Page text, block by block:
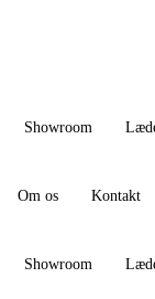
Showroom
Om os Kontakt
Showroom